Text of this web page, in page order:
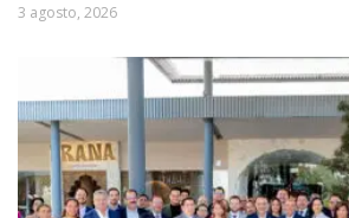
3 agosto, 2026